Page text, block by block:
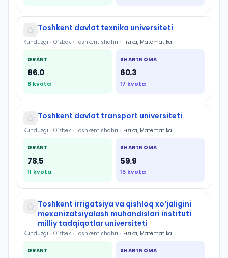
Toshkent davlat texnika universiteti
Kunduzgi • O`zbek • Toshkent shahri • Fizika, Matematika
GRANT
86.0
8 kvota
SHARTNOMA
60.3
17 kvota
Toshkent davlat transport universiteti
Kunduzgi • O`zbek • Toshkent shahri • Fizika, Matematika
GRANT
78.5
11 kvota
SHARTNOMA
59.9
15 kvota
Toshkent irrigatsiya va qishloq xo‘jaligini
mexanizatsiyalash muhandislari instituti
milliy tadqiqotlar universiteti
Kunduzgi • O`zbek • Toshkent shahri • Fizika, Matematika
GRANT SHARTNOMA